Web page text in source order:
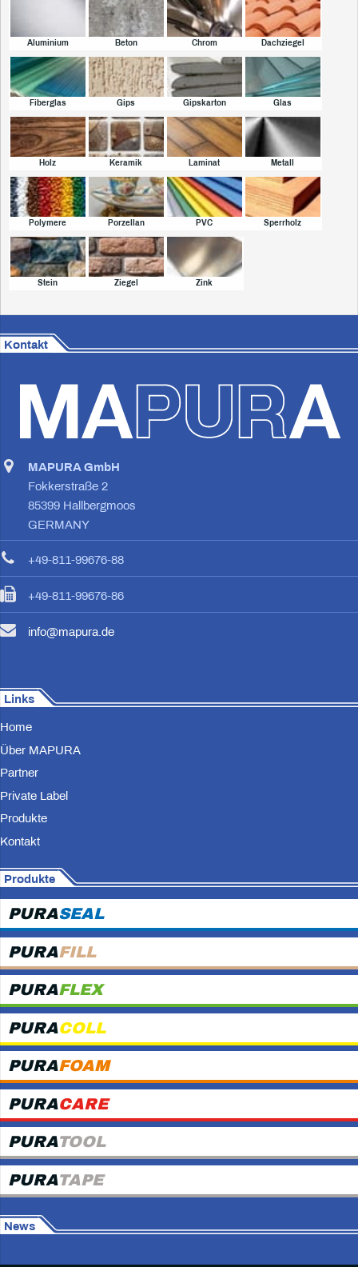
Aluminium Beton Chrom Dachziegel
Fiberglas Gips Gipskarton Glas
Holz Keramik Laminat Metall
Polymere Porzellan PVC Sperrholz
Stein Ziegel Zink
Kontakt
MAPURA GmbH
Fokkerstraße 2
85399 Hallbergmoos
GERMANY
+49-811-99676-88
+49-811-99676-86
info@mapura.de
Links
Home
Über MAPURA
Partner
Private Label
Produkte
Kontakt
Produkte
PURASEAL
PURAFILL
PURAFLEX
PURACOLL
PURAFOAM
PURACARE
PURATOOL
PURATAPE
News